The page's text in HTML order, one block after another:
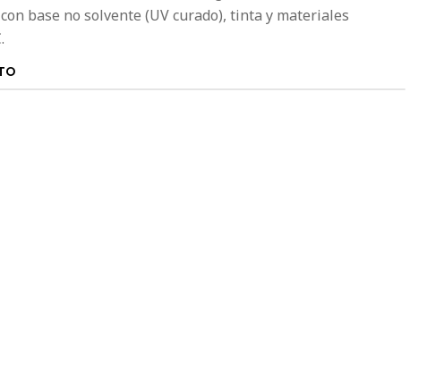
base no solvente (UV curado), tinta y materiales